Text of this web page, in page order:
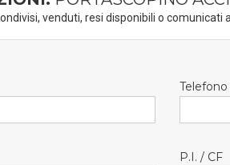
venduti, resi disponibili o comunicati
Telefono
P.I. / CF